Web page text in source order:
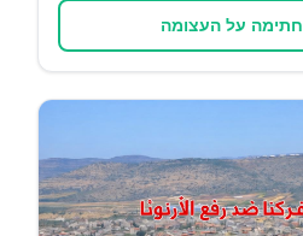
חתימה על העצומה